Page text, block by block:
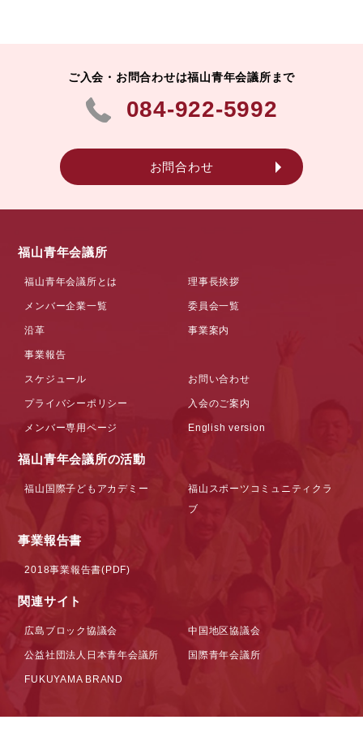
ご入会・お問合わせは福山青年会議所まで
084-922-5992
お問合わせ
福山青年会議所
福山青年会議所とは 理事長挨拶
メンバー企業一覧 委員会一覧
沿革 事業案内
事業報告
スケジュール お問い合わせ
プライバシーポリシー 入会のご案内
メンバー専用ページ English version
福山青年会議所の活動
福山国際子どもアカデミー
福山スポーツコミュニティクラ
ブ
事業報告書
2018事業報告書(PDF)
関連サイト
広島ブロック協議会 中国地区協議会
公益社団法人日本青年会議所 国際青年会議所
FUKUYAMA BRAND